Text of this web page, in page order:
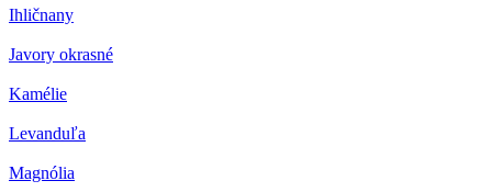
Ihličnany
Javory okrasné
Kamélie
Levanduľa
Magnólia